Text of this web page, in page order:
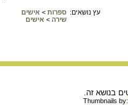
עץ נושאים: ספרות > אישים
שירה > אישים
Thumbnails by: